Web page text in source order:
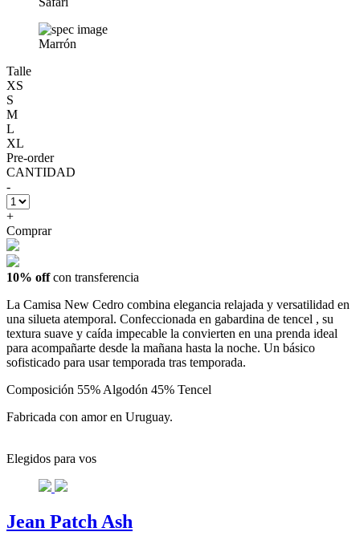
Marrón
Talle
XS
S
M
L
XL
Pre-order
CANTIDAD
-
+
Comprar
10% offcon transferencia
La Camisa New Cedro combina elegancia relajada y versatilidad en
una silueta atemporal. Confeccionada en gabardina de tencel , su
textura suave y caída impecable la convierten en una prenda ideal
para acompañarte desde la mañana hasta la noche. Un básico
sofisticado para usar temporada tras temporada.
Composición 55% Algodón 45% Tencel
Fabricada con amor en Uruguay.
Elegidos para vos
Jean Patch Ash